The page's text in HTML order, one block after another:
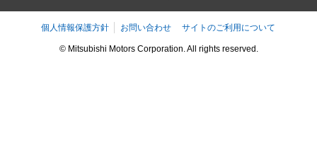
個人情報保護方針 お問い合わせ サイトのご利用について
© Mitsubishi Motors Corporation. All rights reserved.